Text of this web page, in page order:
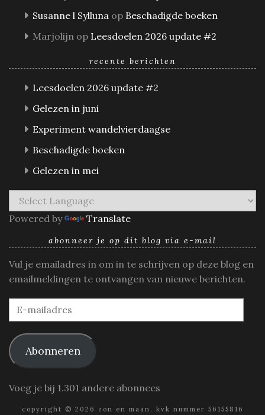
Susanne l Sylluna op Beschadigde boeken
Marjolijn op Leesdoelen 2026 update #2
recente berichten
Leesdoelen 2026 update #2
Gelezen in juni
Experiment wandelvierdaagse
Beschadigde boeken
Gelezen in mei
Powered by Translate
abonneer je op dit blog via e-mail
Vul je emailadres in om in te schrijven op deze blog en
emailmeldingen te ontvangen van nieuwe berichten.
E-
mailadres
Abonneren
Voeg je bij 1.301 andere abonnees
copyright © 2026 zon en maan. kvk nummer 56155816